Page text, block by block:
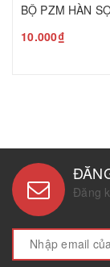
10.000₫
Đăng